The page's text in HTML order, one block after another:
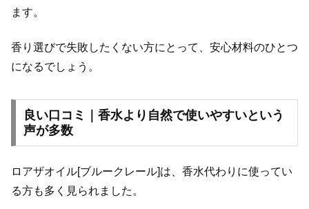
ます。
香り選びで失敗したくない方にとって、安心材料のひとつ
になるでしょう。
良い口コミ｜香水より自然で使いやすいという
声が多数
ロアザオイル[ブルークレール]は、香水代わりに使ってい
る方も多く見られました。